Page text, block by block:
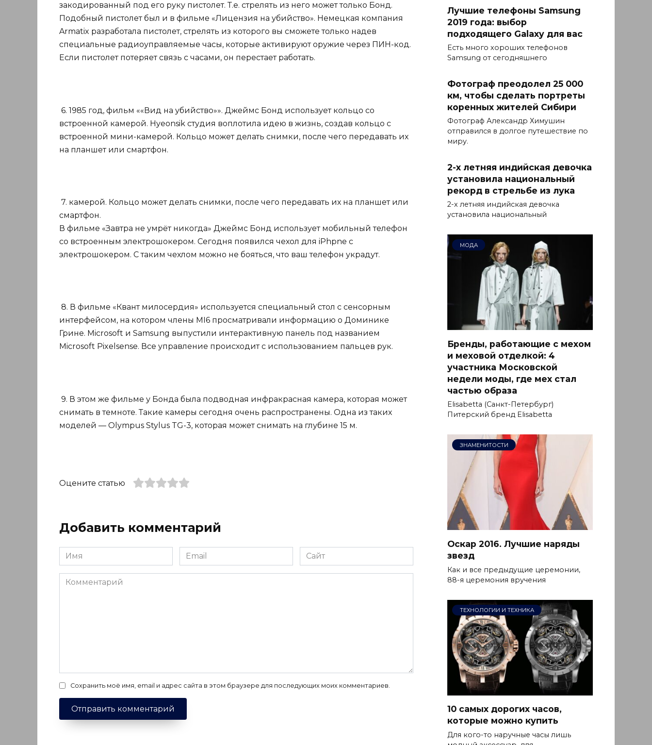
закодированный под его руку пистолет. Т.е. стрелять из него может только Бонд.
Подобный пистолет был и в фильме «Лицензия на убийство». Немецкая компания
Armatix разработала пистолет, стрелять из которого вы сможете только надев
специальные радиоуправляемые часы, которые активируют оружие через ПИН-код.
Если пистолет потеряет связь с часами, он перестает работать.
6. 1985 год, фильм ««Вид на убийство»». Джеймс Бонд использует кольцо со
встроенной камерой. Hyeonsik студия воплотила идею в жизнь, создав кольцо с
встроенной мини-камерой. Кольцо может делать снимки, после чего передавать их
на планшет или смартфон.
7. камерой. Кольцо может делать снимки, после чего передавать их на планшет или
смартфон.
В фильме «Завтра не умрёт никогда» Джеймс Бонд использует мобильный телефон
со встроенным электрошокером. Сегодня появился чехол для iPhpne с
электрошокером. С таким чехлом можно не бояться, что ваш телефон украдут.
8. В фильме «Квант милосердия» используется специальный стол с сенсорным
интерфейсом, на котором члены MI6 просматривали информацию о Доминике
Грине. Microsoft и Samsung выпустили интерактивную панель под названием
Microsoft Pixelsense. Все управление происходит с использованием пальцев рук.
9. В этом же фильме у Бонда была подводная инфракрасная камера, которая может
снимать в темноте. Такие камеры сегодня очень распространены. Одна из таких
моделей — Olympus Stylus TG-3, которая может снимать на глубине 15 м.
Оцените статью
Добавить комментарий
Имя
*
Email
*
Сайт
Комментарий
Сохранить моё имя, email и адрес сайта в этом браузере для последующих моих комментариев.
Лучшие телефоны Samsung
2019 года: выбор
подходящего Galaxy для вас
Есть много хороших телефонов
Samsung от сегодняшнего
Фотограф преодолел 25 000
км, чтобы сделать портреты
коренных жителей Сибири
Фотограф Александр Химушин
отправился в долгое путешествие по
миру.
2-х летняя индийская девочка
установила национальный
рекорд в стрельбе из лука
2-х летняя индийская девочка
установила национальный
МОДА
Бренды, работающие с мехом
и меховой отделкой: 4
участника Московской
недели моды, где мех стал
частью образа
Elisabetta (Санкт-Петербург)
Питерский бренд Elisabetta
ЗНАМЕНИТОСТИ
Оскар 2016. Лучшие наряды
звезд
Как и все предыдущие церемонии,
88-я церемония вручения
ТЕХНОЛОГИИ И ТЕХНИКА
10 самых дорогих часов,
которые можно купить
Для кого-то наручные часы лишь